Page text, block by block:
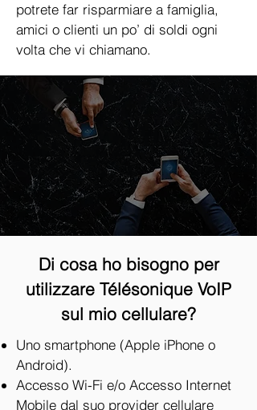
potrete far risparmiare a famiglia,
amici o clienti un po’ di soldi ogni
volta che vi chiamano.
Di cosa ho bisogno per
utilizzare Télésonique VoIP
sul mio cellulare?
Uno smartphone (Apple iPhone o
Android).
Accesso Wi-Fi e/o Accesso Internet
Mobile dal suo provider cellulare